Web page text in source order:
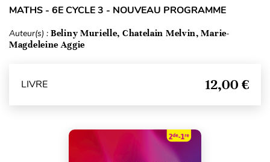
MATHS - 6E CYCLE 3 - NOUVEAU PROGRAMME
Auteur(s) : Beliny Murielle, Chatelain Melvin, Marie-
Magdeleine Aggie
LIVRE 12,00 €